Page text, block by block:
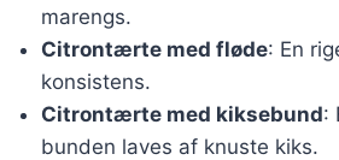
marengs.
Citrontærte med fløde: En
konsistens.
Citrontærte med kiksebund:
bunden laves af knuste kiks.